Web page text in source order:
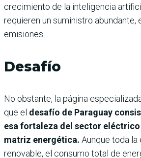
crecimiento de la inteligencia
requieren un suministro abundante,
emisiones.
Desafío
No obstante, la página
que el desafío de Paraguay
esa fortaleza del sector
matriz energética. Aunque toda
renovable, el consumo total de